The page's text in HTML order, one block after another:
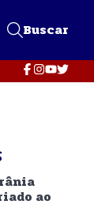
Buscar
ao